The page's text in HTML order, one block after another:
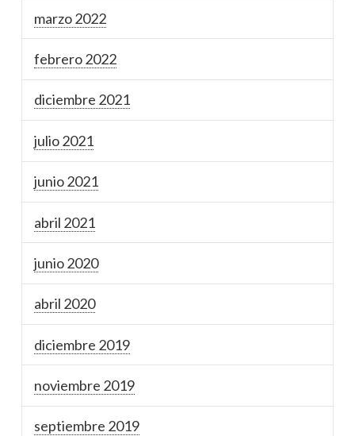
marzo 2022
febrero 2022
diciembre 2021
julio 2021
junio 2021
abril 2021
junio 2020
abril 2020
diciembre 2019
noviembre 2019
septiembre 2019